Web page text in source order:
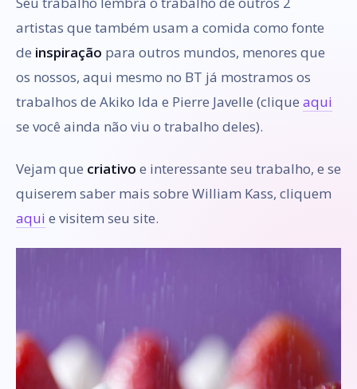
artistas que também usam a comida como fonte
de inspiração para outros mundos, menores que
os nossos, aqui mesmo no BT já mostramos os
trabalhos de Akiko Ida e Pierre Javelle (clique aqui
se você ainda não viu o trabalho deles).
Vejam que criativo e interessante seu trabalho, e se
quiserem saber mais sobre William Kass, cliquem
aqui e visitem seu site.